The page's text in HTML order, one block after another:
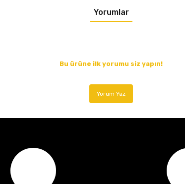
Yorumlar
Bu ürüne ilk yorumu siz yapın!
Yorum Yaz